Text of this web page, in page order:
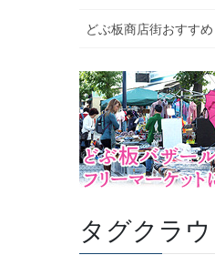
どぶ板商店街おすすめ
タグクラウ